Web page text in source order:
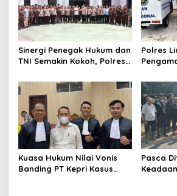
Sinergi Penegak Hukum dan
TNI Semakin Kokoh, Polres
Silaturahmi
Polres
Kuasa Hukum Nilai Vonis
Banding PT Kepri Kasus
Pasca